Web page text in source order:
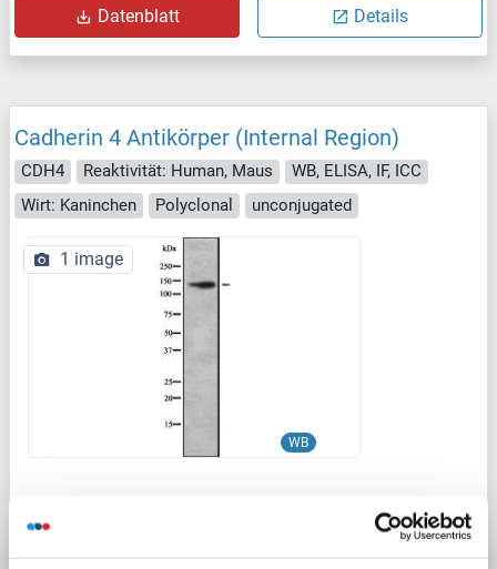
Datenblatt Details
Cadherin 4 Antikörper (Internal Region)
CDH4 Reaktivität: Human, Maus
WB, ELISA, IF, ICC
Wirt: Kaninchen
Polyclonal unconjugated
WB
1 image
Produktnummer ABIN6260705